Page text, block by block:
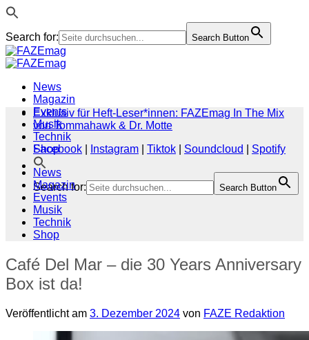
Search for: Search Button
Zum
Inhalt
News
Magazin
Events
Musik
Technik
Shop
Search for: Search Button
Exklusiv für Heft-Leser*innen: FAZEmag In The Mix
von Tommahawk & Dr. Motte
Facebook
Instagram Tiktok Soundcloud
Spotify
News
Magazin
Events
Musik
Technik
Shop
Café Del Mar – die 30 Years Anniversary
Box ist da!
Veröffentlicht am 3. Dezember 2024 von FAZE Redaktion